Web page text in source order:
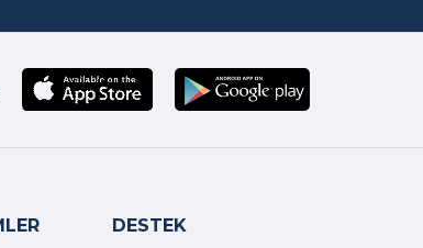
DESTEK